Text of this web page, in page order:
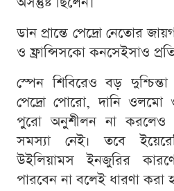
ডান প্রান্তে পেদ্রো নেতোর
ও ফ্রান্সিসকো কনসেইসাও
স্পেন শিবিরেও বড়
পেদ্রো পোরো, দানি ওলমো
পুরো অনুশীলন না
সমস্যা নেই। তবে
উইলিয়ামস ইনজুরির
পারবেন না বলেই ধারণা করা